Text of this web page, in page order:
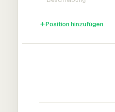
Position hinzufügen